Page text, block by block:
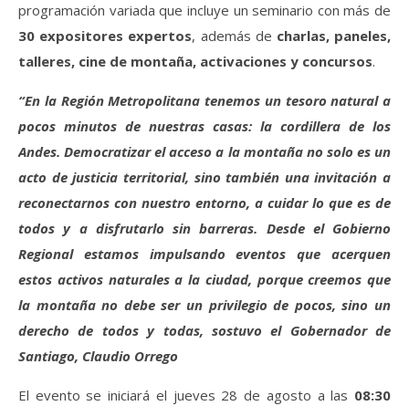
programación variada que incluye un seminario con más de
30 expositores expertos, además de charlas, paneles,
talleres, cine de montaña, activaciones y concursos.
“En la Región Metropolitana tenemos un tesoro natural a
pocos minutos de nuestras casas: la cordillera de los
Andes. Democratizar el acceso a la montaña no solo es un
acto de justicia territorial, sino también una invitación a
reconectarnos con nuestro entorno, a cuidar lo que es de
todos y a disfrutarlo sin barreras. Desde el Gobierno
Regional estamos impulsando eventos que acerquen
estos activos naturales a la ciudad, porque creemos que
la montaña no debe ser un privilegio de pocos, sino un
derecho de todos y todas, sostuvo el Gobernador de
Santiago, Claudio Orrego
El evento se iniciará el jueves 28 de agosto a las 08:30